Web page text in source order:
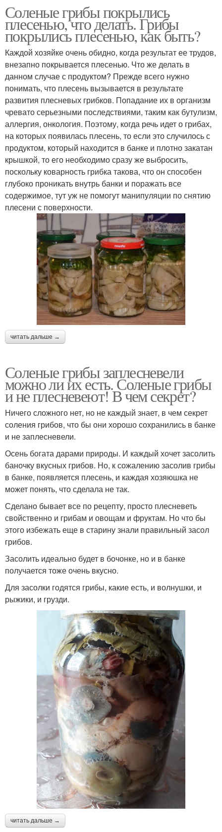
Соленые грибы покрылись
плесенью, что делать. Грибы
покрылись плесенью, как быть?
Каждой хозяйке очень обидно, когда результат ее трудов,
внезапно покрывается плесенью. Что же делать в
данном случае с продуктом? Прежде всего нужно
понимать, что плесень вызывается в результате
развития плесневых грибков. Попадание их в организм
чревато серьезными последствиями, таким как бутулизм,
аллергия, онкология. Поэтому, когда речь идет о грибах,
на которых появилась плесень, то если это случилось с
продуктом, который находится в банке и плотно закатан
крышкой, то его необходимо сразу же выбросить,
поскольку коварность грибка такова, что он способен
глубоко проникать внутрь банки и поражать все
содержимое, тут уж не помогут манипуляции по снятию
плесени с поверхности.
читать дальше →
Соленые грибы заплесневели
можно ли их есть. Соленые грибы
и не плесневеют! В чем секрет?
Ничего сложного нет, но не каждый знает, в чем секрет
соления грибов, что бы они хорошо сохранились в банке
и не заплесневели.
Осень богата дарами природы. И каждый хочет засолить
баночку вкусных грибов. Но, к сожалению засолив грибы
в банке, появляется плесень, и каждая хозяюшка не
может понять, что сделала не так.
Сделано бывает все по рецепту, просто плесневеть
свойственно и грибам и овощам и фруктам. Но что бы
этого избежать еще в старину знали правильный засол
грибов.
Засолить идеально будет в бочонке, но и в банке
получается тоже очень вкусно.
Для засолки годятся грибы, какие есть, и волнушки, и
рыжики, и грузди.
читать дальше →